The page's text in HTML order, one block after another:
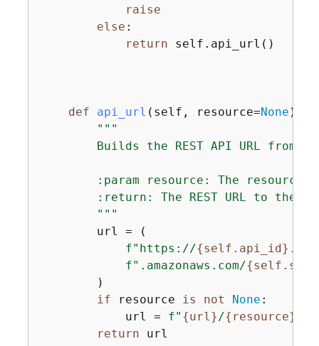
raise
else :
return self.api_url()
def api_url ( self, resource=None ):
"""
Builds the REST API URL from
:param resource: The resource
:return: The REST URL to the
        """
        url = (
f"https://{self.api_id}
f".amazonaws.com/{
        )
if resource is not None :
            url =
f" {url} /{ resource}
return url